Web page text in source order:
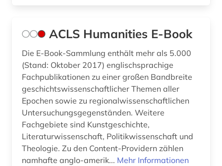
brauch (1)
bretonisch (1)
brief (4)
briefe (1)
briefsammlung (2)
british academy (1)
british national corpus (1)
ACLS Humanities E-Book
Die E-Book-Sammlung enthält mehr als 5.000
(Stand: Oktober 2017) englischsprachige
Fachpublikationen zu einer großen Bandbreite
geschichtswissenschaftlicher Themen aller
Epochen sowie zu regionalwissenschaftlichen
Untersuchungsgegenständen. Weitere
Fachgebiete sind Kunstgeschichte,
Literaturwissenschaft, Politikwissenschaft und
Theologie. Zu den Content-Providern zählen
namhafte anglo-amerik... Mehr Informationen